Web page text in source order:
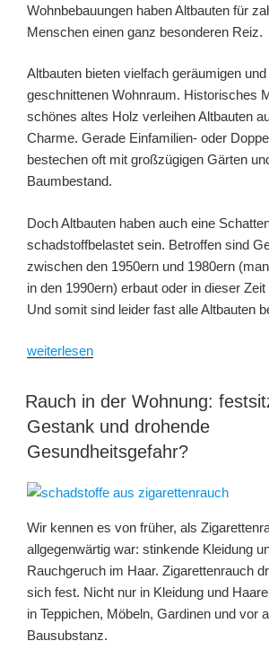
Wohnbebauungen haben Altbauten für
Menschen einen ganz besonderen Reiz.
Altbauten bieten vielfach geräumigen
geschnittenen Wohnraum. Historisches
schönes altes Holz verleihen Altbauten
Charme. Gerade Einfamilien- oder
bestechen oft mit großzügigen Gärten
Baumbestand.
Doch Altbauten haben auch eine
schadstoffbelastet sein. Betroffen sind
zwischen den 1950ern und 1980ern
in den 1990ern) erbaut oder in dieser
Und somit sind leider fast alle Altbauten
„Reizvolle
so
Sie
die
Schadstoff-
Falle“
weiterlesen
Rauch in der Wohnung:
Gestank und drohende
Gesundheitsgefahr?
Wir kennen es von früher, als
allgegenwärtig war: stinkende Kleidung
Rauchgeruch im Haar. Zigarettenrauch
sich fest. Nicht nur in Kleidung und
in Teppichen, Möbeln, Gardinen und vor
Bausubstanz.